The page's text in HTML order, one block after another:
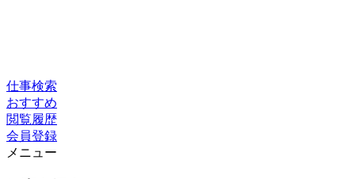
仕事検索
おすすめ
閲覧履歴
会員登録
メニュー